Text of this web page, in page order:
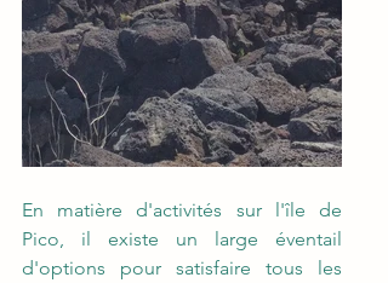
En matière d'activités sur l'île de
Pico, il existe un large éventail
d'options pour satisfaire tous les